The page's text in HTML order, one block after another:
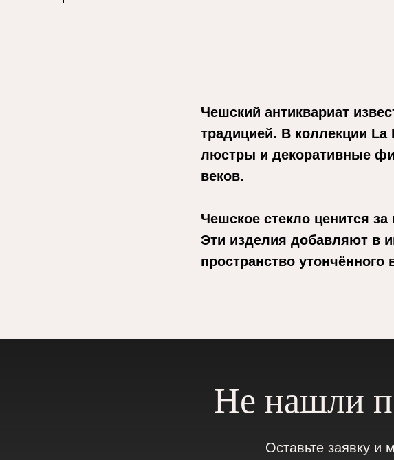
Чешский антиквариат
традицией. В коллекции
люстры и декоративные
веков.
Чешское стекло ценится
Эти изделия добавляют в
пространство утончённого
Не нашли
Оставьте заявку